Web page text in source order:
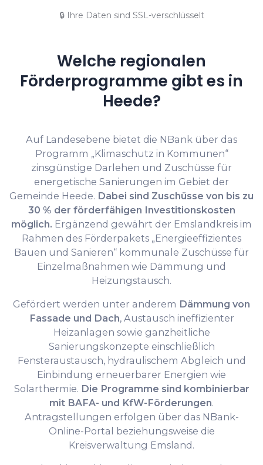
🔒 Ihre Daten sind SSL-verschlüsselt
Welche regionalen
Förderprogramme gibt es in
Heede?
Auf Landesebene bietet die NBank über das
Programm „Klimaschutz in Kommunen“
zinsgünstige Darlehen und Zuschüsse für
energetische Sanierungen im Gebiet der
Gemeinde Heede. Dabei sind Zuschüsse von bis zu
30 % der förderfähigen Investitionskosten
möglich. Ergänzend gewährt der Emslandkreis im
Rahmen des Förderpakets „Energieeffizientes
Bauen und Sanieren“ kommunale Zuschüsse für
Einzelmaßnahmen wie Dämmung und
Heizungstausch.
Gefördert werden unter anderem Dämmung von
Fassade und Dach, Austausch ineffizienter
Heizanlagen sowie ganzheitliche
Sanierungskonzepte einschließlich
Fensteraustausch, hydraulischem Abgleich und
Einbindung erneuerbarer Energien wie
Solarthermie. Die Programme sind kombinierbar
mit BAFA- und KfW-Förderungen.
Antragstellungen erfolgen über das NBank-
Online-Portal beziehungsweise die
Kreisverwaltung Emsland.